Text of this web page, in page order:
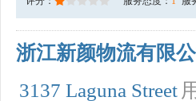
浙江新颜物流有限公
3137 Laguna Street